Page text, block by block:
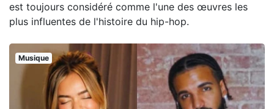
est toujours considéré comme l'une des œuvres les
plus influentes de l'histoire du hip-hop.
Musique